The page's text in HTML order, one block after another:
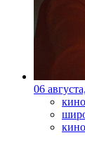
06
кино